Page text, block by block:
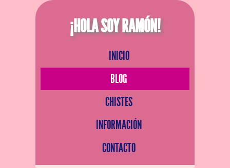
¡HOLA SOY RAMÓN!
INICIO
BLOG
CHISTES
INFORMACIÓN
CONTACTO